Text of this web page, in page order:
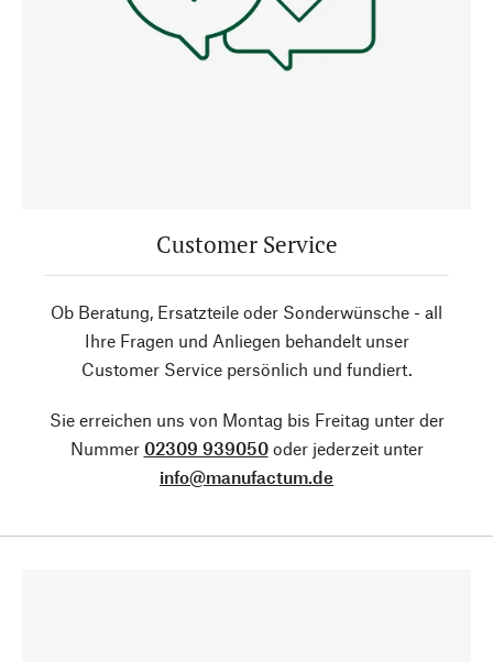
Customer Service
Ob Beratung, Ersatzteile oder Sonderwünsche - all
Ihre Fragen und Anliegen behandelt unser
Customer Service persönlich und fundiert.
Sie erreichen uns von Montag bis Freitag unter der
Nummer 02309 939050oder jederzeit unter
info@manufactum.de